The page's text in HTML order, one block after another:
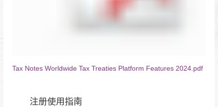
Tax Notes Worldwide Tax Treaties Platform Features 2024.pdf
注册使用指南